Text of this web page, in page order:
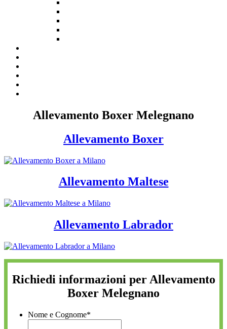
Allevamento Boxer Melegnano
Allevamento Boxer
Allevamento Maltese
Allevamento Labrador
Richiedi informazioni per Allevamento
Boxer Melegnano
Nome e Cognome*